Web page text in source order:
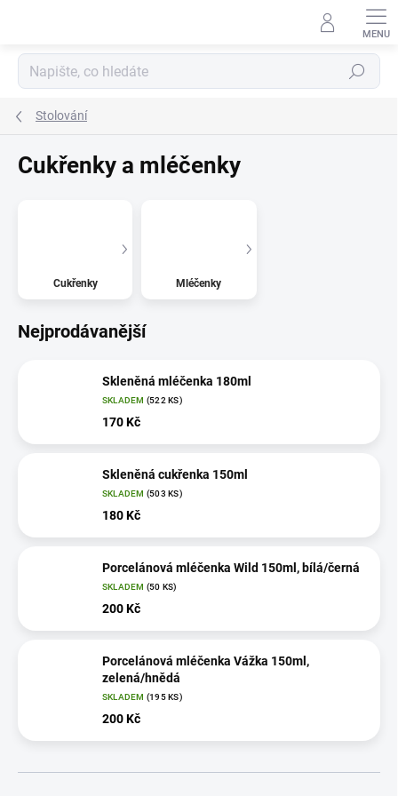
Hledat
Stolování
Cukřenky a mléčenky
Cukřenky Mléčenky
Nejprodávanější
Skleněná mléčenka 180ml
SKLADEM (522 KS)
170 Kč
Skleněná cukřenka 150ml
SKLADEM (503 KS)
180 Kč
Porcelánová mléčenka Wild 150ml, bílá/černá
SKLADEM (50 KS)
200 Kč
Porcelánová mléčenka Vážka 150ml,
zelená/hnědá
SKLADEM (195 KS)
200 Kč